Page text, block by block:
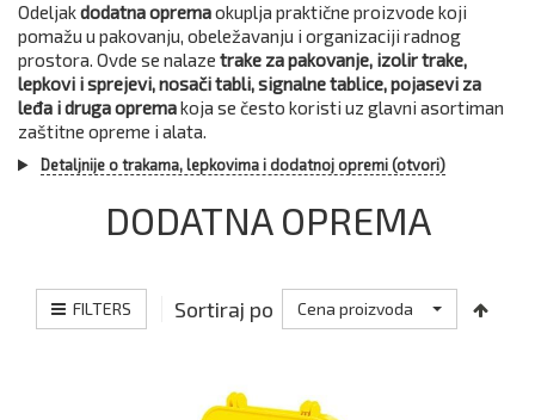
Odeljakdodatna opremaokuplja praktične proizvode koji
pomažu u pakovanju, obeležavanju i organizaciji radnog
prostora. Ovde se nalaze trake za pakovanje, izolir trake,
lepkovi i sprejevi, nosači tabli, signalne tablice, pojasevi za
leđa i druga opremakoja se često koristi uz glavni asortiman
zaštitne opreme i alata.
Detaljnije o trakama, lepkovima i dodatnoj opremi (otvori)
DODATNA OPREMA
FILTERS Sortiraj po Cena proizvoda